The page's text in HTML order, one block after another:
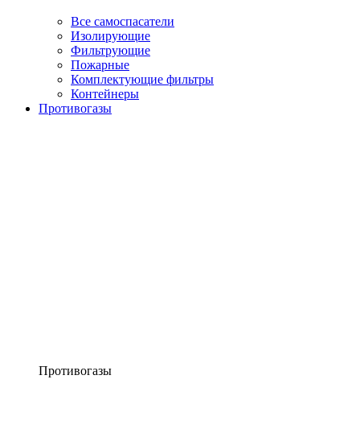
Все самоспасатели
Изолирующие
Фильтрующие
Пожарные
Комплектующие фильтры
Контейнеры
Противогазы
Противогазы